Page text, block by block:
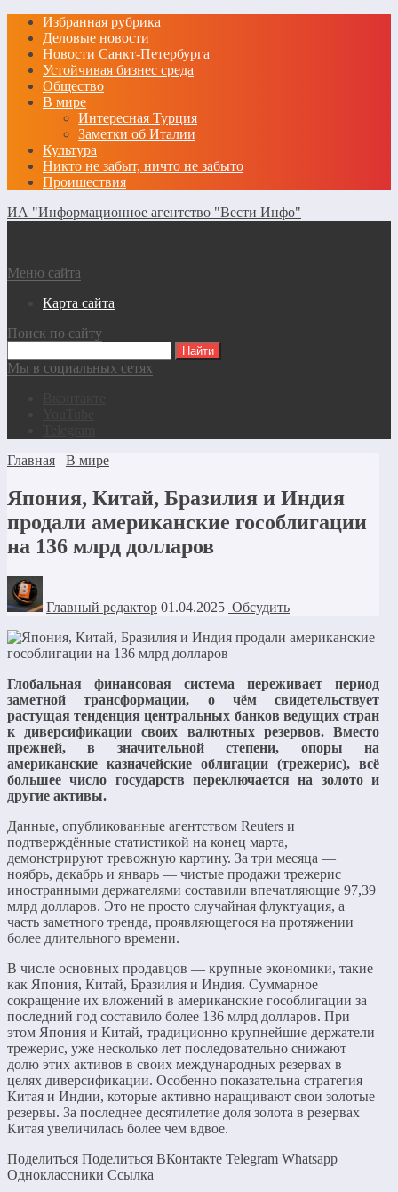
Избранная рубрика
Деловые новости
Новости Санкт-Петербурга
Устойчивая бизнес среда
Общество
В мире
Интересная Турция
Заметки об Италии
Культура
Никто не забыт, ничто не забыто
Проишествия
ИА "Информационное агентство "Вести Инфо"
Меню сайта
Карта сайта
Поиск по сайту
Мы в социальных сетях
Главная
В мире
Япония, Китай, Бразилия и Индия
продали американские гособлигации
на 136 млрд долларов
Главный редактор 01.04.2025 Обсудить
Глобальная финансовая система переживает период
заметной трансформации, о чём свидетельствует
растущая тенденция центральных банков ведущих стран
к диверсификации своих валютных резервов. Вместо
прежней, в значительной степени, опоры на
американские казначейские облигации (трежерис), всё
большее число государств переключается на золото и
другие активы.
Данные, опубликованные агентством Reuters и
подтверждённые статистикой на конец марта,
демонстрируют тревожную картину. За три месяца —
ноябрь, декабрь и январь — чистые продажи трежерис
иностранными держателями составили впечатляющие 97,39
млрд долларов. Это не просто случайная флуктуация, а
часть заметного тренда, проявляющегося на протяжении
более длительного времени.
В числе основных продавцов — крупные экономики, такие
как Япония, Китай, Бразилия и Индия. Суммарное
сокращение их вложений в американские гособлигации за
последний год составило более 136 млрд долларов. При
этом Япония и Китай, традиционно крупнейшие держатели
трежерис, уже несколько лет последовательно снижают
долю этих активов в своих международных резервах в
целях диверсификации. Особенно показательна стратегия
Китая и Индии, которые активно наращивают свои золотые
резервы. За последнее десятилетие доля золота в резервах
Китая увеличилась более чем вдвое.
Поделиться Поделиться ВКонтакте Telegram Whatsapp
Одноклассники Cсылка